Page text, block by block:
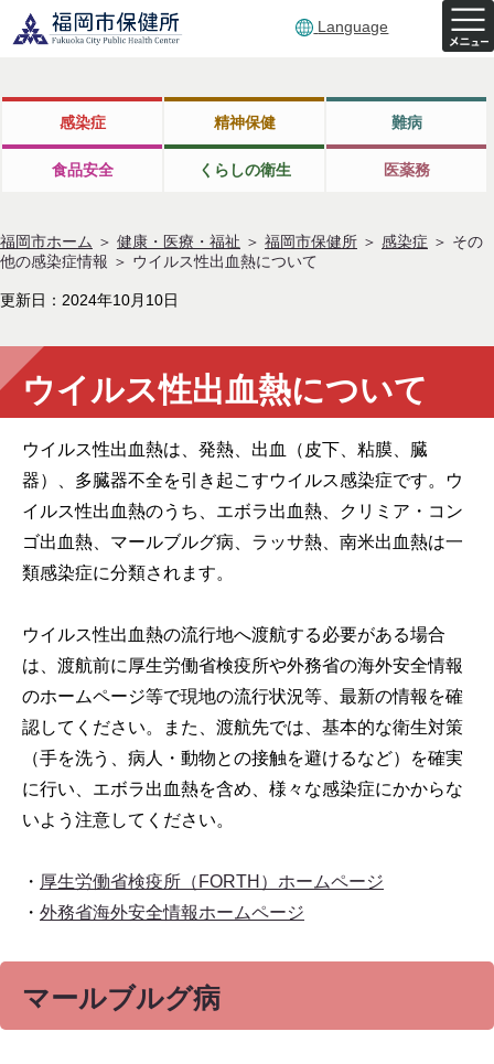
Language
感染症 精神保健 難病
食品安全 くらしの衛生 医薬務
福岡市ホーム ＞ 健康・医療・福祉 ＞ 福岡市保健所 ＞ 感染症 ＞ その
他の感染症情報 ＞ ウイルス性出血熱について
更新日：2024年10月10日
ウイルス性出血熱について
ウイルス性出血熱は、発熱、出血（皮下、粘膜、臓
器）、多臓器不全を引き起こすウイルス感染症です。ウ
イルス性出血熱のうち、エボラ出血熱、クリミア・コン
ゴ出血熱、マールブルグ病、ラッサ熱、南米出血熱は一
類感染症に分類されます。
ウイルス性出血熱の流行地へ渡航する必要がある場合
は、渡航前に厚生労働省検疫所や外務省の海外安全情報
のホームページ等で現地の流行状況等、最新の情報を確
認してください。また、渡航先では、基本的な衛生対策
（手を洗う、病人・動物との接触を避けるなど）を確実
に行い、エボラ出血熱を含め、様々な感染症にかからな
いよう注意してください。
・ 厚生労働省検疫所（FORTH）ホームページ
・ 外務省海外安全情報ホームページ
マールブルグ病